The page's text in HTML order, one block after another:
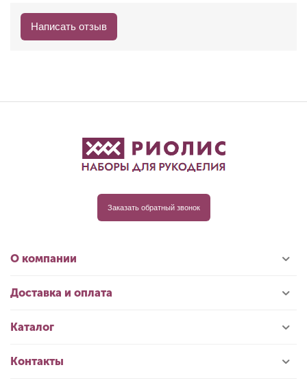
Написать отзыв
Заказать обратный звонок
О компании
Доставка и оплата
Каталог
Контакты